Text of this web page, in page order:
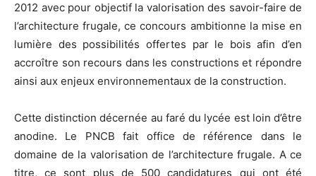
2012 avec pour objectif la valorisation des savoir-faire de
l’architecture frugale, ce concours ambitionne la mise en
lumière des possibilités offertes par le bois afin d’en
accroître son recours dans les constructions et répondre
ainsi aux enjeux environnementaux de la construction.
Cette distinction décernée au faré du lycée est loin d’être
anodine. Le PNCB fait office de référence dans le
domaine de la valorisation de l’architecture frugale. A ce
titre, ce sont plus de 500 candidatures qui ont été